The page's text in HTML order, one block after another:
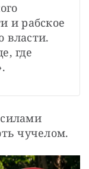
и рабское
власти.
где
чучелом.